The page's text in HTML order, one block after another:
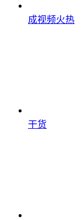
成视频火热
干货